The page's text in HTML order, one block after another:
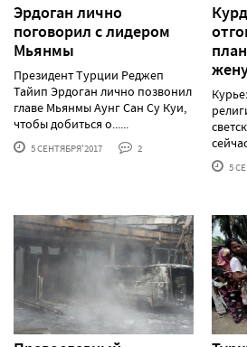
Эрдоган лично
поговорил с лидером
Мьянмы
Президент Турции Реджеп
Тайип Эрдоган лично позвонил
главе Мьянмы Аунг Сан Су Куи,
чтобы добиться о......
5 СЕНТЯБРЯ'2017 2
5